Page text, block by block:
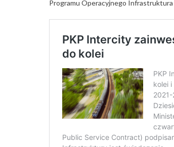
Programu Operacyjnego